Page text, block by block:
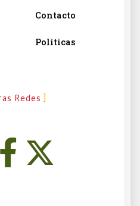
Contacto
Políticas
Redes